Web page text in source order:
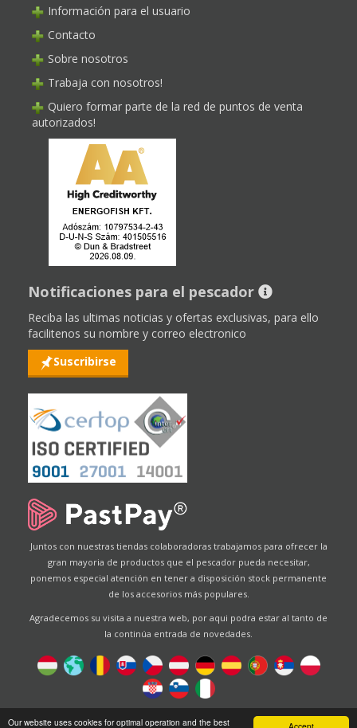
Our website uses cookies for optimal operation and the best
Información para el usuario
Contacto
Sobre nosotros
Trabaja con nosotros!
Quiero formar parte de la red de puntos de venta
autorizados!
Notificaciones para el pescador
Reciba las ultimas noticias y ofertas exclusivas, para ello
facilitenos su nombre y correo electronico
Suscribirse
Juntos con nuestras tiendas colaboradoras trabajamos para ofrecer la
gran mayoria de productos que el pescador pueda necesitar,
ponemos especial atención en tener a disposición stock permanente
de los accesorios más populares.
Agradecemos su visita a nuestra web, por aqui podra estar al tanto de
la continúa entrada de novedades.